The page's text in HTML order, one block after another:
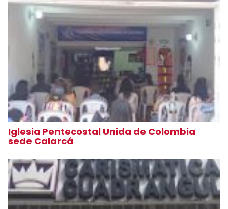
Iglesia Pentecostal Unida de Colombia
sede Calarcá